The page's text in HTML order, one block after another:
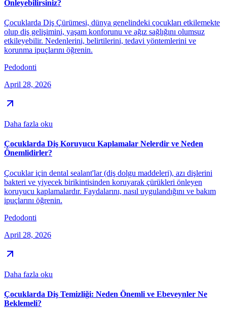
Önleyebilirsiniz?
Çocuklarda Diş Çürümesi, dünya genelindeki çocukları etkilemekte
olup diş gelişimini, yaşam konforunu ve ağız sağlığını olumsuz
etkileyebilir. Nedenlerini, belirtilerini, tedavi yöntemlerini ve
korunma ipuçlarını öğrenin.
Pedodonti
April 28, 2026
Daha fazla oku
Çocuklarda Diş Koruyucu Kaplamalar Nelerdir ve Neden
Önemlidirler?
Çocuklar için dental sealant'lar (diş dolgu maddeleri), azı dişlerini
bakteri ve yiyecek birikintisinden koruyarak çürükleri önleyen
koruyucu kaplamalardır. Faydalarını, nasıl uygulandığını ve bakım
ipuçlarını öğrenin.
Pedodonti
April 28, 2026
Daha fazla oku
Çocuklarda Diş Temizliği: Neden Önemli ve Ebeveynler Ne
Beklemeli?